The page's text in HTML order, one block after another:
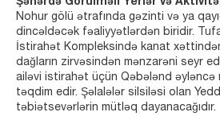
Nohur gölü ətrafında gəzinti və ya
dincəldəcək fəaliyyətlərdən biridir.
İstirahət Kompleksində kanat
dağların zirvəsindən mənzarəni seyr
ailəvi istirahət üçün Qəbələnd əyləncə
təqdim edir. Şəlalələr silsiləsi olan
təbiətsevərlərin mütləq dayanacağıdır.